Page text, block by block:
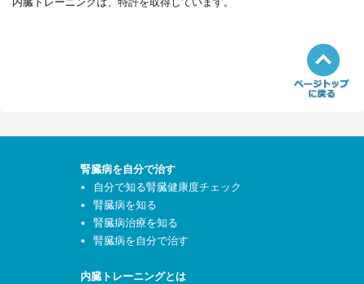
腎臓病を自分で治す
自分で知る腎臓健康度チェック
腎臓病を知る
腎臓病治療を知る
腎臓病を自分で治す
内臓トレーニングとは